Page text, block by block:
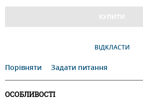
КУПИТИ
ВІДКЛАСТИ
Порівняти Задати питання
ОСОБЛИВОСТІ